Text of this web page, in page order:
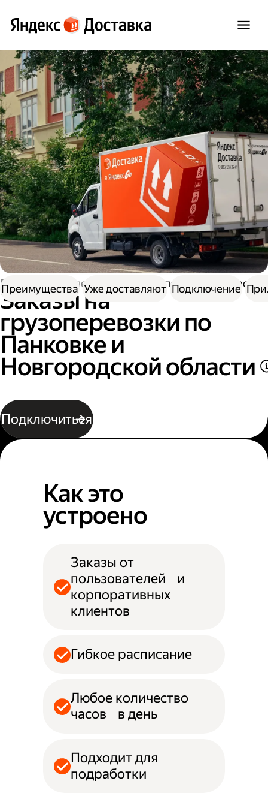
Работа водителем Заказы на перевозку грузов
Заказы на
грузоперевозки по
Панковке и
Новгородской области
Подключиться
Преимущества Уже доставляют Подключение
Как это
устроено
Заказы от
пользователей и
корпоративных
клиентов
Гибкое расписание
Любое количество
часов в день
Подходит для
подработки